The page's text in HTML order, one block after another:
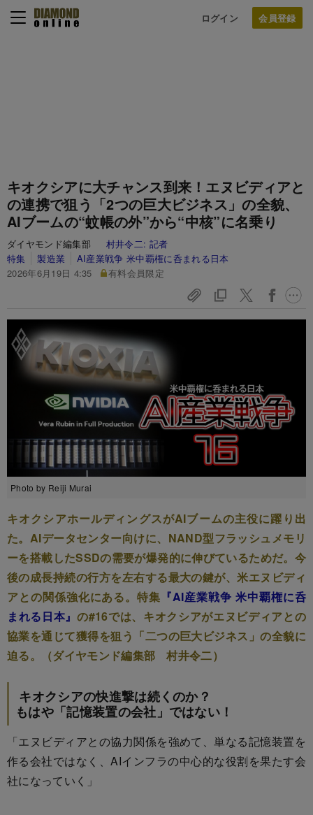
ログイン
キオクシアに大チャンス到来！エヌビディアと
の連携で狙う「2つの巨大ビジネス」の全貌、
AIブームの“蚊帳の外”から“中核”に名乗り
ダイヤモンド編集部 村井令二: 記者
特集
製造業
AI産業戦争 米中覇権に呑まれる日本
2026年6月19日 4:35
有料会員限定
Photo by Reiji Murai
キオクシアホールディングスがAIブームの主役に躍り出
た。AIデータセンター向けに、NAND型フラッシュメモリ
ーを搭載したSSDの需要が爆発的に伸びているためだ。今
後の成長持続の行方を左右する最大の鍵が、米エヌビディ
アとの関係強化にある。特集 『AI産業戦争 米中覇権に呑
まれる日本』の#16では、キオクシアがエヌビディアとの
協業を通じて獲得を狙う「二つの巨大ビジネス」の全貌に
迫る。（ダイヤモンド編集部 村井令二）
キオクシアの快進撃は続くのか？
もはや「記憶装置の会社」ではない！
「エヌビディアとの協力関係を強めて、単なる記憶装置を
作る会社ではなく、AIインフラの中心的な役割を果たす会
社になっていく」